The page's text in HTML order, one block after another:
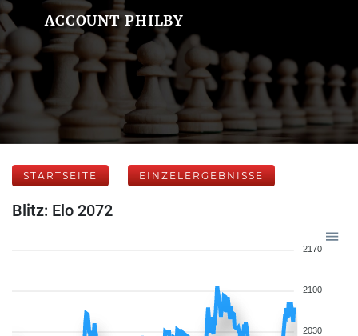
ACCOUNT PHILBY
STARTSEITE EINZELERGEBNISSE
Blitz: Elo 2072
2170
2100
2030